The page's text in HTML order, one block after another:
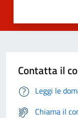
Contatta il
Leggi le
Chiama il